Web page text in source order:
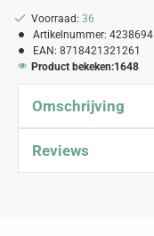
Voorraad: 36
Artikelnummer: 4238694
EAN: 8718421321261
Product bekeken:1648
Omschrijving
Reviews